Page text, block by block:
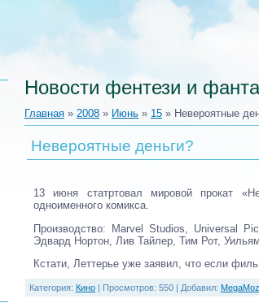
Новости фентези и
Главная » 2008 » Июнь » 15 » Невероятные
Невероятные деньги?
13 июня статртовал мировой прокат
одноименного комикса.
Производство: Marvel Studios, Universal
Эдвард Нортон, Лив Тайлер, Тим Рот,
Кстати, Леттерье уже заявил, что если
Категория: Кино Просмотров: 550 | Добавил: